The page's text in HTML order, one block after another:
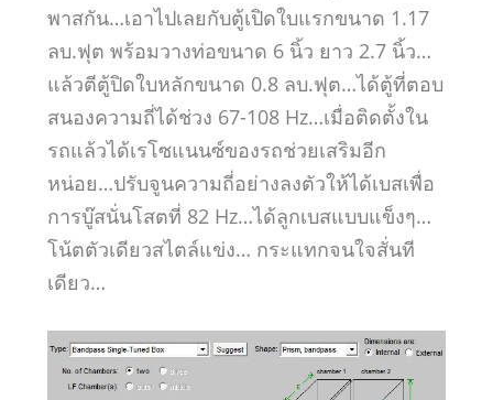
พาสกัน…เอาไปเลยกับตู้เปิดใบแรกขนาด 1.17
ลบ.ฟุต พร้อมวางท่อขนาด 6 นิ้ว ยาว 2.7 นิ้ว…
แล้วตีตู้ปิดใบหลักขนาด 0.8 ลบ.ฟุต…ได้ตู้ที่ตอบ
สนองความถี่ได้ช่วง 67-108 Hz…เมื่อติดตั้งใน
รถแล้วได้เรโซแนนซ์ของรถช่วยเสริมอีก
หน่อย…ปรับจูนความถี่อย่างลงตัวให้ได้เบสเพื่อ
การบู๊สนั่นโสตที่ 82 Hz…ได้ลูกเบสแบบแข็งๆ…
โน้ตตัวเดียวสไตล์แข่ง… กระแทกจนใจสั่นที
เดียว…